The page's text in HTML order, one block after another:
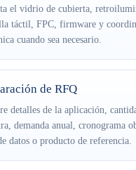
el vidrio de cubierta,
táctil, FPC, firmware y
cuando sea necesario.
de RFQ
detalles de la aplicación,
demanda anual, cronograma
datos o producto de referencia.